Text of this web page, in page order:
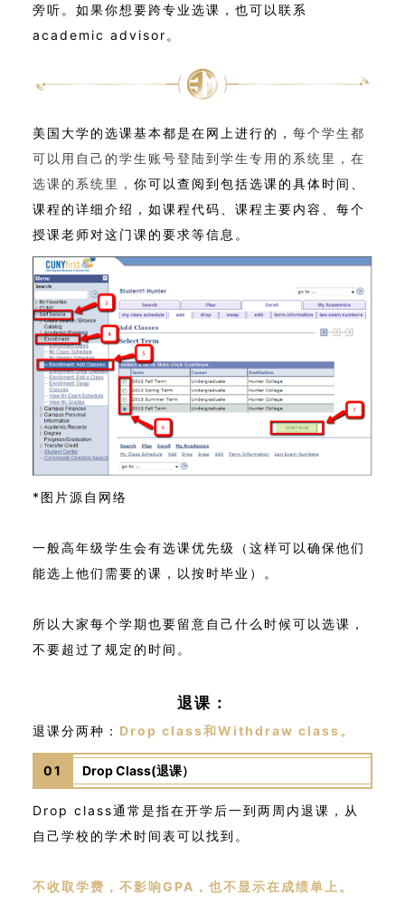
旁听。如果你想要跨专业选课，也可以联系
academic advisor。
美国大学的选课基本都是在网上进行的， 每个学生都
可以用自己的学生账号登陆到学生专用的系统里，在
选课的系统里， 你可以查阅到包括选课的具体时间、
课程的详细介绍，如课程代码、课程主要内容、每个
授课老师对这门课的要求等信息。
*图片源自网络
一般高年级学生会有选课优先级（这样可以确保他们
能选上他们需要的课，以按时毕业）。
所以大家每个学期也要留意自己什么时候可以选课，
不要超过了规定的时间。
退课：
退课分两种： Drop class和Withdraw class。
01 Drop Class(退课）
Drop class通常是指在开学后一到两周内退课，从
自己学校的学术时间表可以找到。
不收取学费，不影响GPA，也不显示在成绩单上。